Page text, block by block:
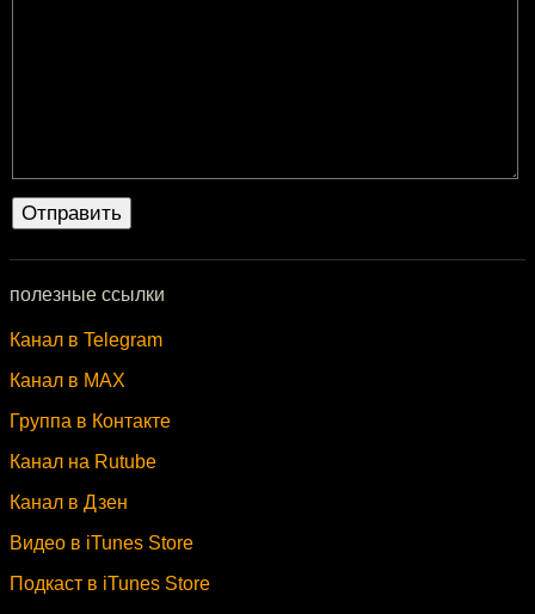
полезные ссылки
Канал в Telegram
Канал в MAX
Группа в Контакте
Канал на Rutube
Канал в Дзен
Видео в iTunes Store
Подкаст в iTunes Store